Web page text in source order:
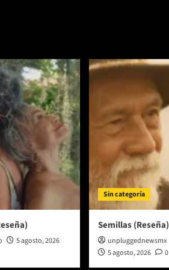
5 agosto, 2026
Sin categoría
Semillas (Reseña)
unpluggednewsmx
5 agosto, 2026
0